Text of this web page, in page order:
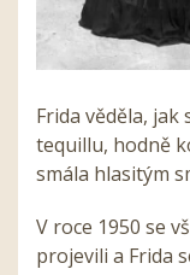
Frida věděla,
tequillu, hodně
smála hlasitým
V roce 1950 se
projevili a Frida